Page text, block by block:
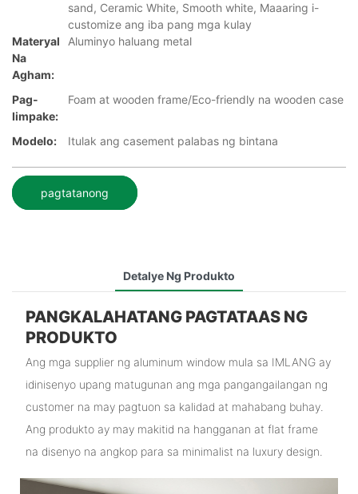
sand, Ceramic White, Smooth white, Maaaring i-
customize ang iba pang mga kulay
Materyal
Na
Agham:
Aluminyo haluang metal
Pag-
Iimpake:
Foam at wooden frame/Eco-friendly na wooden case
Modelo: Itulak ang casement palabas ng bintana
pagtatanong
Detalye Ng Produkto
PANGKALAHATANG PAGTATAAS NG
PRODUKTO
Ang mga supplier ng aluminum window mula sa IMLANG ay
idinisenyo upang matugunan ang mga pangangailangan ng
customer na may pagtuon sa kalidad at mahabang buhay.
Ang produkto ay may makitid na hangganan at flat frame
na disenyo na angkop para sa minimalist na luxury design.